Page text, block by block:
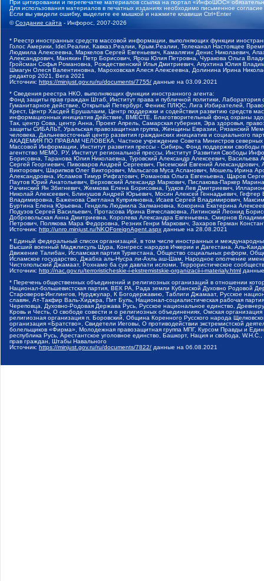
При цитировании и перепечатке материалов ссылка на портал «ИнфоШОС»
Для использования материалов в печатных изданиях необходимо письменное
Если вы увидели ошибку, выделите ее мышкой и нажмите клавиши Ctrl+Enter
©Создание сайта - Инфорос, 2007-2026
* Реестр иностранных средств массовой информации, выполняющих функции
Голос Америки, Idel.Реалии, Кавказ.Реалии, Крым.Реалии, Телеканал Настоящее
Людмила Алексеевна, Маркелов Сергей Евгеньевич, Камалягин Денис Николаевич,
Александрович, Маняхин Петр Борисович, Ярош Юлия Петровна, Чуракова Ольга
Гройсман Софья Романовна, Рождественский Илья Дмитриевич, Апухтина Юлия
Шмагун Олеся Валентиновна, Мароховская Алеся Алексеевна, Долинина Ирина
редактор 2021, Вега 2021
Источник: https://minjust.gov.ru/ru/documents/7755/ данные на 03.09.2021
* Сведения реестра НКО, выполняющих функции иностранного агента:
Фонд защиты прав граждан Штаб, Институт права и публичной политики,
Гуманитарное действие, Открытый Петербург, Феникс ПЛЮС, Лига Избирателей,
Крест, Центр Хасдей Ерушалаим, Центр поддержки и содействия развитию средств
информационных инициатив Действие, ВМЕСТЕ, Благотворительный фонд охраны
Так, центр Сова, центр Анна, Проект Апрель, Самарская губерния, Эра здоровья,
защиты СИБАЛЬТ, Уральская правозащитная группа, Женщины Евразии, Рязанский
человека, Дальневосточный центр развития гражданских инициатив и социального
АКАДЕМИЯ ПО ПРАВАМ ЧЕЛОВЕКА, Частное учреждение Совета Министров северных
Массовой Информации, Институт развития прессы - Сибирь, Фонд поддержки
агентство МЕМО. РУ, Институт региональной прессы, Институт Развития Свободы
Борисовна, Таранова Юлия Николаевна, Туровский Александр Алексеевич,
Сергей Георгиевич, Пивоваров Андрей Сергеевич, Писемский Евгений
Викторович, Шарипков Олег Викторович, Мальсагов Муса Асланович, Мошель Ирина
Александровна, Исламов Тимур Рифгатович, Романова Ольга Евгеньевна, Щаров
Паутов Юрий Анатольевич, Верховский Александр Маркович, Пислакова-Паркер
Рачинский Ян Збигневич, Жемкова Елена Борисовна, Гудков Лев Дмитриевич,
Николай Алексеевич, Блинушов Андрей Юрьевич, Мосин Алексей Геннадьевич,
Владимировна, Баженова Светлана Куприяновна, Исаев Сергей Владимирович,
Буртина Елена Юрьевна, Гендель Людмила Залмановна, Кокорина Екатерина
Подузов Сергей Васильевич, Протасова Ирина Вячеславовна, Литинский Леонид
Добровольская Анна Дмитриевна, Королева Александра Евгеньевна, Смирнов
Петрович, Полякова Мара Федоровна, Резник Генри Маркович, Захаров Герман
Источник: http://unro.minjust.ru/NKOForeignAgent.aspx данные на 28.08.2021
* Единый федеральный список организаций, в том числе иностранных и
Высший военный Маджлисуль Шура, Конгресс народов Ичкерии и Дагестана, Аль-
Движение Талибан, Исламская партия Туркестана, Общество социальных реформ,
Исламское государство, Джабха аль-Нусра ли-Ахль аш-Шам, Народное ополчение
Чистопольский Джамаат, Рохнамо ба суи давлати исломи, Террористическое
Источник: http://nac.gov.ru/terroristicheskie-i-ekstremistskie-organizacii-i-materialy.html
* Перечень общественных объединений и религиозных организаций в отношении
Национал-большевистская партия, ВЕК РА, Рада земли Кубанской Духовно Родовой
Староверов-Инглингов, Нурджулар, К Богодержавию, Таблиги Джамаат, Русское
славян, Ат-Такфир Валь-Хиджра, Пит Буль, Национал-социалистическая рабочая
Череповца, Духовно-Родовая Держава Русь, Русское национальное единство,
Кровь и Честь, О свободе совести и о религиозных объединениях, Омская
религиозная организация п. Боровский, Община Коренного Русского народа
организация «Братство», Свидетели Иеговы, О противодействии экстремистской
болельщиков «Фирма», Молодежная правозащитная группа МПГ, Курсом Правды и
республика Русь, Арестантское уголовное единство, Башкорт, Нация и свобода,
прав граждан, Штабы Навального
Источник: https://minjust.gov.ru/ru/documents/7822/ данные на 06.08.2021